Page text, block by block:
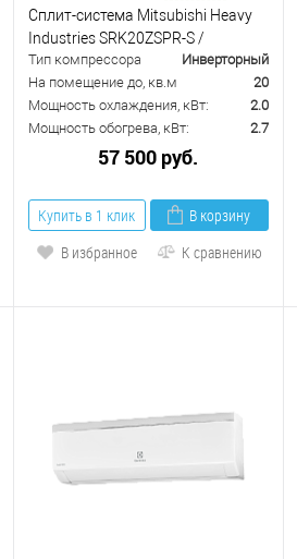
Сплит-система Mitsubishi Heavy
Industries SRK20ZSPR-S /
SRC20ZSPR-S
Тип компрессора
Инверторный
На помещение до, кв.м
20
Мощность охлаждения, кВт:
2.0
Мощность обогрева, кВт:
2.7
57 500 руб.
Купить в 1 клик
В корзину
В избранное
К сравнению